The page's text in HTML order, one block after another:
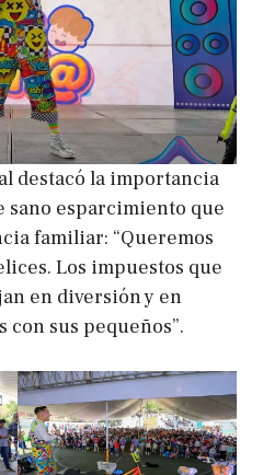
destacó la importancia
sano esparcimiento que
familiar: “Queremos
Los impuestos que
en diversión y en
sus pequeños”.